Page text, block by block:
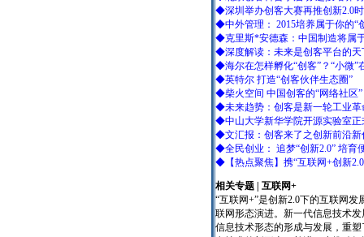
◆深圳举办创客大赛再推创新2.0
◆中外管理： 2015培养属于你的“
◆克里斯*安德森：中国制造将属
◆深度解读：未来是创客平台的天
◆海尔在怎样孵化“创客”？“小微”
◆英特尔 打造“创客伙伴生态圈”
◆柴火空间 中国创客的“网络社区”
◆未来趋势：创客是新一轮工业革
◆中山大学新华学院开源实验室正
◆文汇报：创客来了之创新前沿新
◆全民创业： 追梦“创新2.0” 培育
◆【热点聚焦】携“互联网+创新
相关专题
| 互联网+
“互联网+”是创新2.0下的互联网
联网形态演进。新一代信息技术
信息技术形态的形成与发展，重